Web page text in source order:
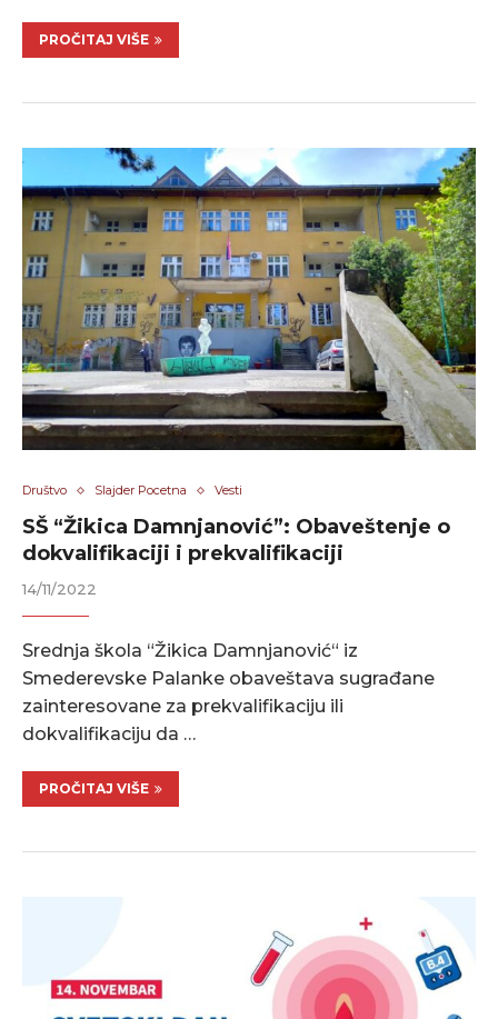
PROČITAJ VIŠE
Društvo Slajder Pocetna Vesti
SŠ “Žikica Damnjanović”: Obaveštenje o
dokvalifikaciji i prekvalifikaciji
14/11/2022
Srednja škola “Žikica Damnjanović“ iz
Smederevske Palanke obaveštava sugrađane
zainteresovane za prekvalifikaciju ili
dokvalifikaciju da …
PROČITAJ VIŠE